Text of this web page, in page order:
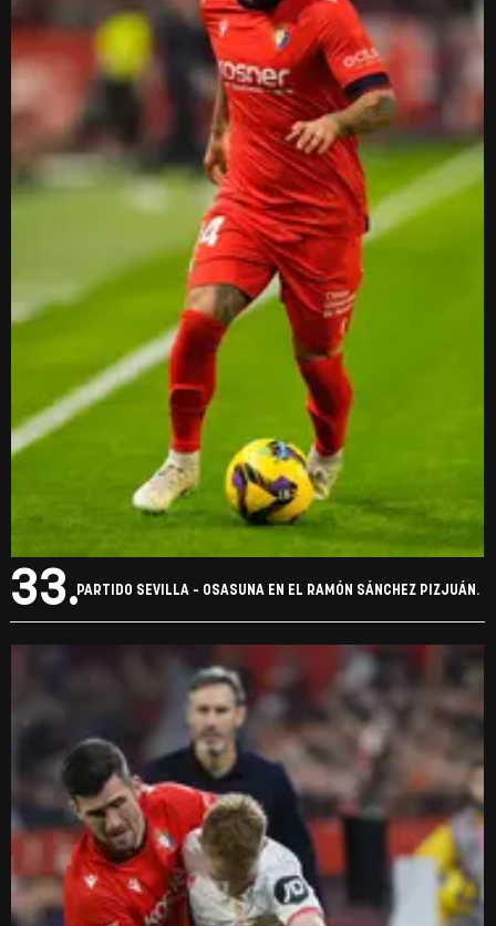
32. PARTIDO SEVILLA - OSASUNA EN EL RAMÓN SÁNCHEZ PIZJUÁN.